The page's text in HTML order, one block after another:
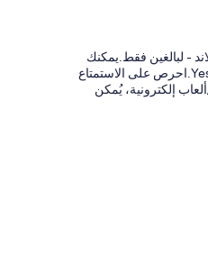
- لبالغين فقط.يمكنك
الاستمتاع بجلسات التدليك، ومعالجات لتقشير البشرة، وعلاجات للجسم في السبا الموجودة في المنشأة Yes To Beauty.احرص على الاستمتاع
ألعاب إلكترونية، يُمكن